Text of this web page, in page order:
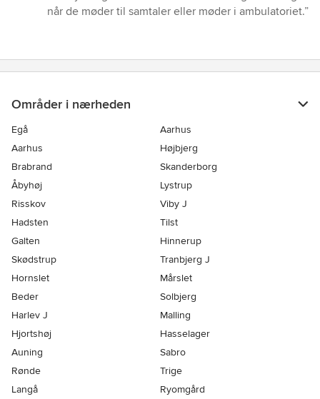
når de møder til samtaler eller møder i ambulatoriet.”
Områder i nærheden
Egå
Aarhus
Aarhus
Højbjerg
Brabrand
Skanderborg
Åbyhøj
Lystrup
Risskov
Viby J
Hadsten
Tilst
Galten
Hinnerup
Skødstrup
Tranbjerg J
Hornslet
Mårslet
Beder
Solbjerg
Harlev J
Malling
Hjortshøj
Hasselager
Auning
Sabro
Rønde
Trige
Langå
Ryomgård